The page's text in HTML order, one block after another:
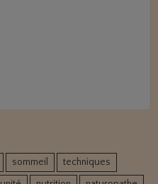
sommeil
techniques